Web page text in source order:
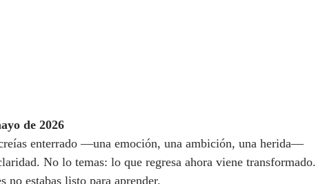
de 2026
enterrado —una emoción, una ambición, una herida—
No lo temas: lo que regresa ahora viene transformado.